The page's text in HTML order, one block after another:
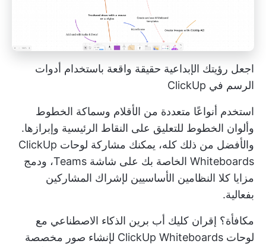
اجعل رؤيتك الإبداعية حقيقة واقعة باستخدام أدوات
الرسم في ClickUp
استخدم أنواعًا متعددة من الأقلام وسماكة الخطوط
وألوان الخطوط للتعليق على النقاط الرئيسية وإبرازها.
والأفضل من ذلك كله، يمكنك مشاركة لوحات ClickUp
Whiteboards الخاصة بك على شاشة Teams، ودمج
مزايا كلا النظامين الأساسيين لإشراك المشاركين
بفعالية.
مكافأة؟ إقران كليك أب برين الذكاء الاصطناعي مع
لوحات ClickUp Whiteboards لإنشاء صور مخصصة